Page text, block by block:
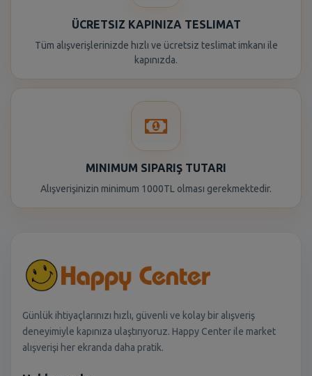
ÜCRETSIZ KAPINIZA TESLIMAT
Tüm alışverişlerinizde hızlı ve ücretsiz teslimat imkanı ile
kapınızda.
MINIMUM SIPARIŞ TUTARI
Alışverişinizin minimum 1000TL olması gerekmektedir.
Günlük ihtiyaçlarınızı hızlı, güvenli ve kolay bir alışveriş
deneyimiyle kapınıza ulaştırıyoruz. Happy Center ile market
alışverişi her ekranda daha pratik.